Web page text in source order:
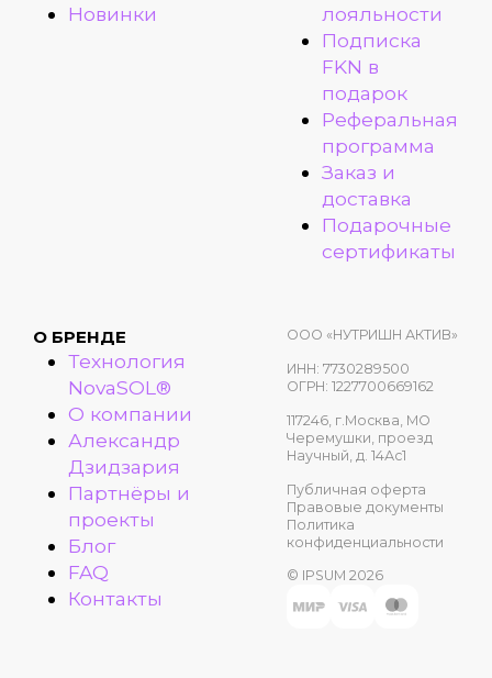
Новинки
лояльности
Подписка
FKN в
подарок
Реферальная
программа
Заказ и
доставка
Подарочные
сертификаты
О БРЕНДЕ
Технология
NovaSOL®
О компании
Александр
Дзидзария
Партнёры и
проекты
Блог
FAQ
Контакты
ООО «НУТРИШН АКТИВ»
ИНН: 7730289500
ОГРН: 1227700669162
117246, г.Москва, МО
Черемушки, проезд
Научный, д. 14Ас1
Публичная оферта
Правовые документы
Политика
конфиденциальности
© IPSUM 2026